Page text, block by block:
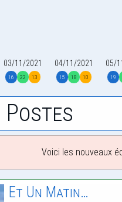
03/11/2021
16 22 13
04/11/2021
15 18 10
05/
19
Postes
Voici les nouveaux
Et Un Matin…